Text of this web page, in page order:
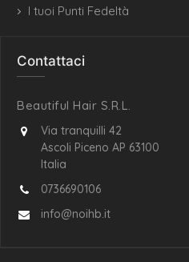
I tuoi Punti Fedeltà
Contattaci
Beautiful Hair S.R.L.
Via tranquilli 42
Ascoli Piceno AP 63100
Italia
0736690106
info@noihb.it